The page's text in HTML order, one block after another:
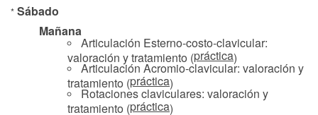
* Sábado
Mañana
Articulación Esterno-costo-clavicular:
valoración y tratamiento (práctica)
Articulación Acromio-clavicular: valoración y
tratamiento (práctica)
Rotaciones claviculares: valoración y
tratamiento (práctica)